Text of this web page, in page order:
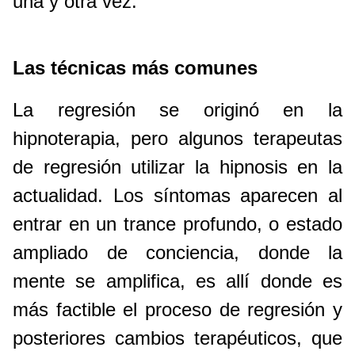
Las técnicas más comunes
La regresión se originó en la
hipnoterapia, pero algunos terapeutas
de regresión utilizar la hipnosis en la
actualidad. Los síntomas aparecen al
entrar en un trance profundo, o estado
ampliado de conciencia, donde la
mente se amplifica, es allí donde es
más factible el proceso de regresión y
posteriores cambios terapéuticos, que